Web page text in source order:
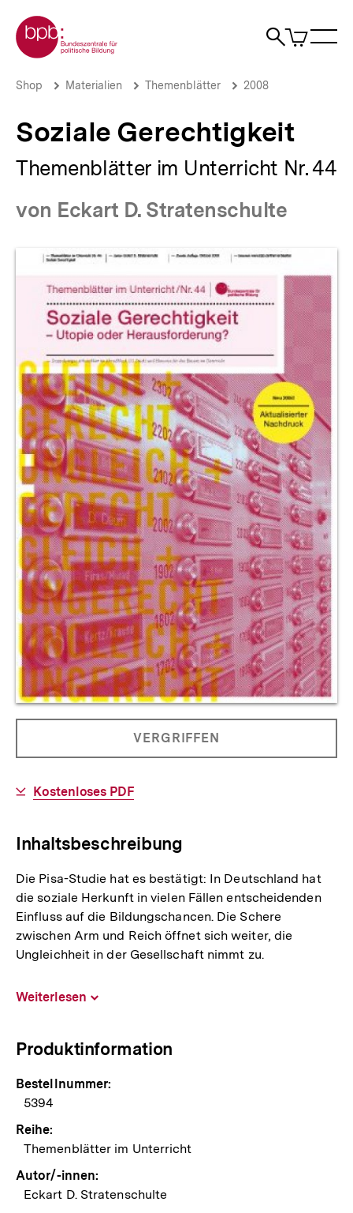
zum
Seiteninhalt
springen
Zur Startseite der bpb
Suche
Artikel
im
Soziale
bpb.de
Brotkrümelnavigation
Pfadnavigation
Shop Materialien Themenblätter 2008
Soziale Gerechtigkeit
Themenblätter im Unterricht Nr. 44
von Eckart D. Stratenschulte
Produktvorschau
PRODUKT
NICHT
VERGRIFFEN
Download-
Kostenloses PDF
Inhaltsbeschreibung
Die Pisa-Studie hat es bestätigt: In Deutschland hat
die soziale Herkunft in vielen Fällen entscheidenden
Einfluss auf die Bildungschancen. Die Schere
zwischen Arm und Reich öffnet sich weiter, die
Ungleichheit in der Gesellschaft nimmt zu.
Weiterlesen
Produktinformation
Bestellnummer:
5394
Reihe:
Themenblätter im Unterricht
Autor/-innen:
Eckart D. Stratenschulte